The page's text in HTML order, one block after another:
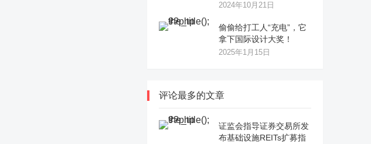
2024年10月21日
偷偷给打工人“充电”，它
拿下国际设计大奖！
2025年1月15日
评论最多的文章
证监会指导证券交易所发
布基础设施REITs扩募指